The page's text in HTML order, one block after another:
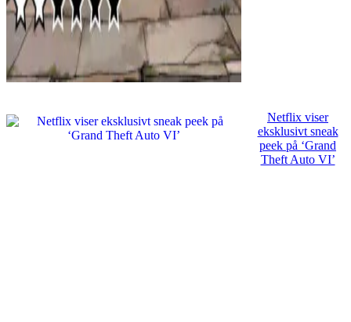
Netflix viser
eksklusivt sneak
peek på ‘Grand
Theft Auto VI’